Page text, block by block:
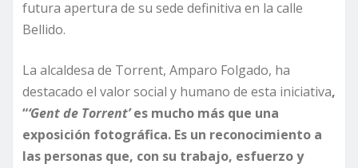
futura apertura de su sede definitiva en la calle
Bellido.
La alcaldesa de Torrent, Amparo Folgado, ha
destacado el valor social y humano de esta iniciativa,
“‘Gent de Torrent’es mucho más que una
exposición fotográfica. Es un reconocimiento a
las personas que, con su trabajo, esfuerzo y